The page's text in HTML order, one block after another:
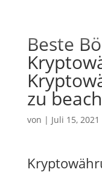
Beste
zu
von | Juli 15, 2021